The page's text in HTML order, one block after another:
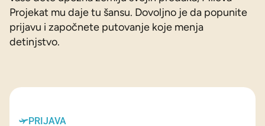
Projekat mu daje tu šansu. Dovoljno je da popunite
prijavu i započnete putovanje koje menja
detinjstvo.
PRIJAVA